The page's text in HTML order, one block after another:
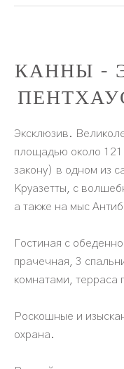
КАННЫ -
Эксклюзив.
площадью около
закону) в одном из
Круазетты, с
а также на мыс
Гостиная с
прачечная, 3
комнатами,
Роскошные и
охрана.